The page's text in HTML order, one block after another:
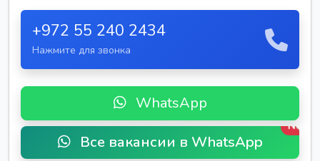
+972 55 240 2434
Нажмите для звонка
WhatsApp
Все вакансии в WhatsApp
New